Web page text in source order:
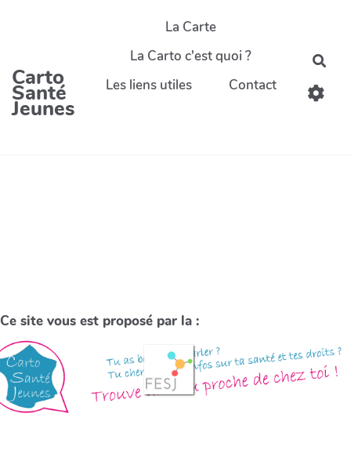
Carto
Santé
Jeunes
La Carte
La Carto c'est quoi ?
Les liens utiles
Contact
Ce site vous est proposé par la :